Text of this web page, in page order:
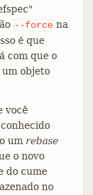
--force na
é que
com que o
objeto
você
um rebase
o novo
do cume
no